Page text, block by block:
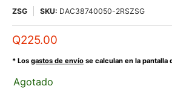
ZSG SKU: DAC38740050-2RSZSG
Q225.00
* Los gastos de envío se calculan en la pantalla
Agotado